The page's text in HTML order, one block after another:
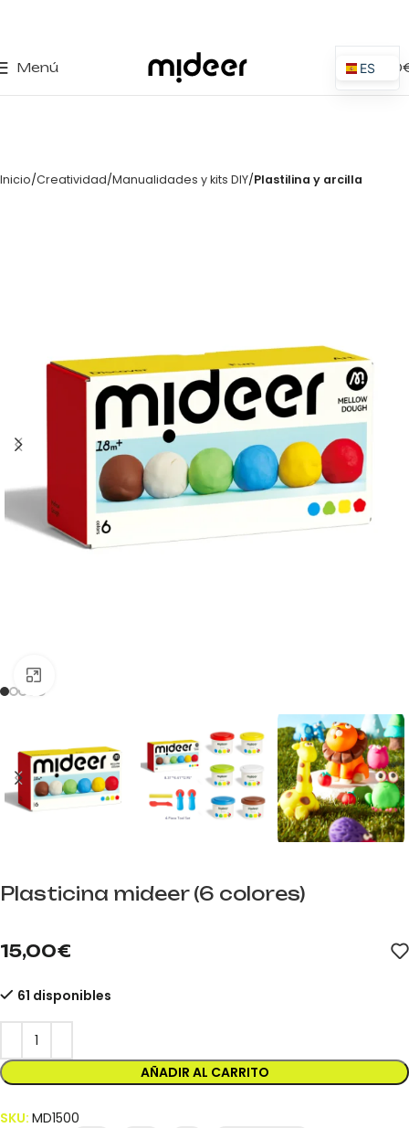
Menú 0,00
Inicio Creatividad Manualidades y kits DIY Plastilina y arcilla
Plasticina mideer (6 colores)
15,00€
61 disponibles
AÑADIR AL CARRITO
SKU: MD1500
ES
EN